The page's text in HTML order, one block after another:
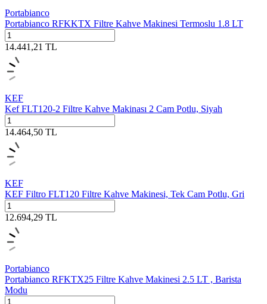
Portabianco
Portabianco RFKKTX Filtre Kahve Makinesi Termoslu 1.8 LT
14.441,21 TL
KEF
Kef FLT120-2 Filtre Kahve Makinası 2 Cam Potlu, Siyah
14.464,50 TL
KEF
KEF Filtro FLT120 Filtre Kahve Makinesi, Tek Cam Potlu, Gri
12.694,29 TL
Portabianco
Portabianco RFKTX25 Filtre Kahve Makinesi 2.5 LT , Barista
Modu